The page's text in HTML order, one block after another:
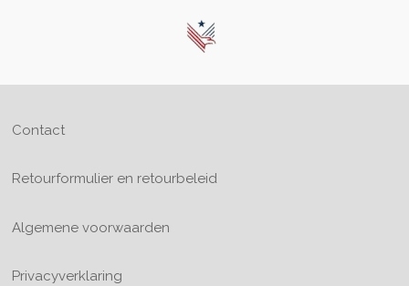
Contact
Retourformulier en retourbeleid
Algemene voorwaarden
Privacyverklaring